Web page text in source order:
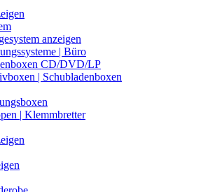
anzeigen
| Büro
CD/DVD/LP
| Schubladenboxen
| Klemmbretter